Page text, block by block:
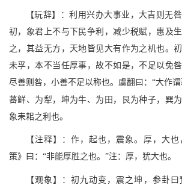
【玩辞】：利用兴办大事业，大吉则无
初，象君上不与下民争利，减少税赋，惠及
之，其益无方，天地皆见大有作为之机也。
未孚，本不当任厚事，故不如是，不足以免
尽善则咎，小善不足以称也。虞翻曰：“大作
蕃鲜、为犁，坤为牛、为田，艮为种子，巽
象耒耜之利也。
【注释】：作，起也，震象。厚，大
策》曰：“非能厚胜之也。”注：厚，犹大也。
【观象】：初九动变，震之坤，参卦曰